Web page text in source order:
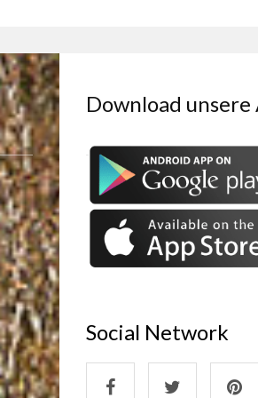
Download unsere
Social Network